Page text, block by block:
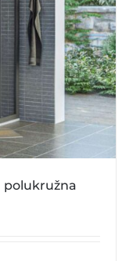
polukružna